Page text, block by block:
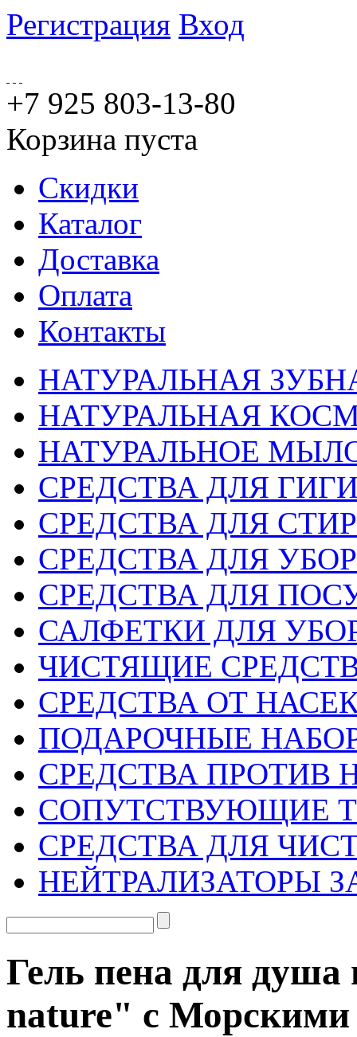
Регистрация Вход
+7 925 803-13-80
Корзина пуста
Скидки
Каталог
Доставка
Оплата
Контакты
НАТУРАЛЬНАЯ
НАТУРАЛЬНАЯ
НАТУРАЛЬНОЕ
СРЕДСТВА ДЛЯ
СРЕДСТВА ДЛЯ
СРЕДСТВА ДЛЯ
СРЕДСТВА ДЛЯ
САЛФЕТКИ ДЛЯ
ЧИСТЯЩИЕ
СРЕДСТВА ОТ
ПОДАРОЧНЫЕ
СРЕДСТВА ПРОТИВ
СОПУТСТВУЮЩИЕ
СРЕДСТВА ДЛЯ
НЕЙТРАЛИЗАТОРЫ
Гель пена для
nature" с Морскими